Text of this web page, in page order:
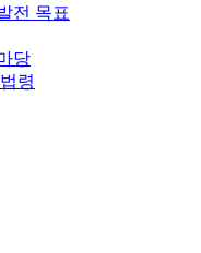
전 목표
당
령